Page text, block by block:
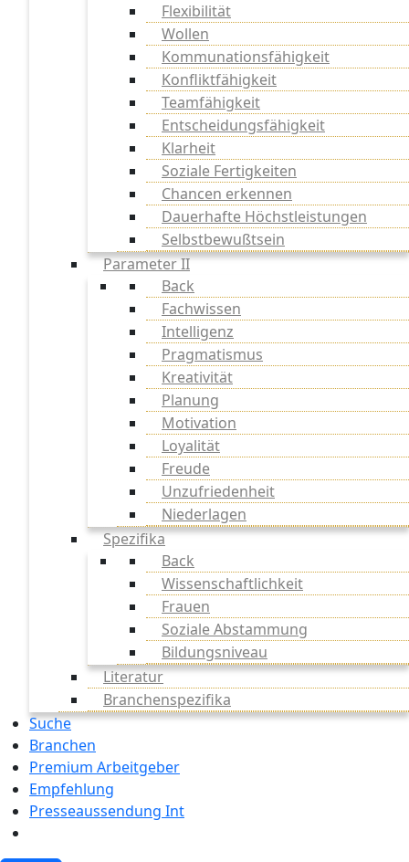
Flexibilität
Wollen
Kommunationsfähigkeit
Konfliktfähigkeit
Teamfähigkeit
Entscheidungsfähigkeit
Klarheit
Soziale Fertigkeiten
Chancen erkennen
Dauerhafte Höchstleistungen
Selbstbewußtsein
Parameter II
Back
Fachwissen
Intelligenz
Pragmatismus
Kreativität
Planung
Motivation
Loyalität
Freude
Unzufriedenheit
Niederlagen
Spezifika
Back
Wissenschaftlichkeit
Frauen
Soziale Abstammung
Bildungsniveau
Literatur
Branchenspezifika
Suche
Branchen
Premium Arbeitgeber
Empfehlung
Presseaussendung Int